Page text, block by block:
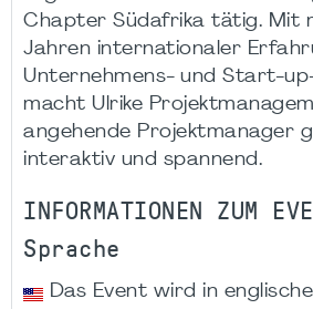
Chapter Südafrika tätig. Mit
Jahren internationaler
Unternehmens- und Start-
macht Ulrike
angehende Projektmanager
interaktiv und spannend.
INFORMATIONEN ZUM
Sprache
Das Event wird in